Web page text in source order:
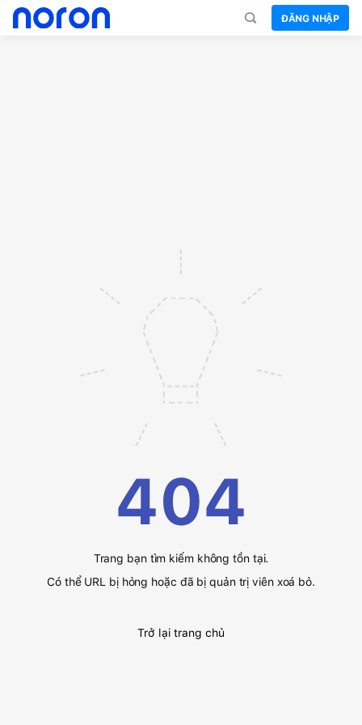
ĐĂNG NHẬP
404
Trang bạn tìm kiếm không tồn tại.
Có thể URL bị hỏng hoặc đã bị quản trị viên xoá bỏ.
Trở lại trang chủ